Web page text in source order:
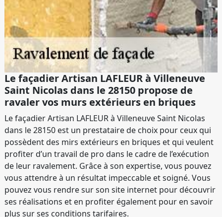
Le façadier Artisan LAFLEUR à Villeneuve
Saint Nicolas dans le 28150 propose de
ravaler vos murs extérieurs en briques
Le façadier Artisan LAFLEUR à Villeneuve Saint Nicolas
dans le 28150 est un prestataire de choix pour ceux qui
possèdent des mirs extérieurs en briques et qui veulent
profiter d’un travail de pro dans le cadre de l’exécution
de leur ravalement. Grâce à son expertise, vous pouvez
vous attendre à un résultat impeccable et soigné. Vous
pouvez vous rendre sur son site internet pour découvrir
ses réalisations et en profiter également pour en savoir
plus sur ses conditions tarifaires.